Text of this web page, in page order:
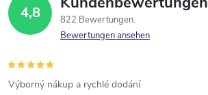
4,8
822 Bewertungen
Bewertungen ansehen
Výborný nákup a rychlé dodání